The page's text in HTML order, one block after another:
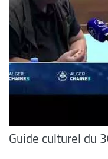
Guide culturel du